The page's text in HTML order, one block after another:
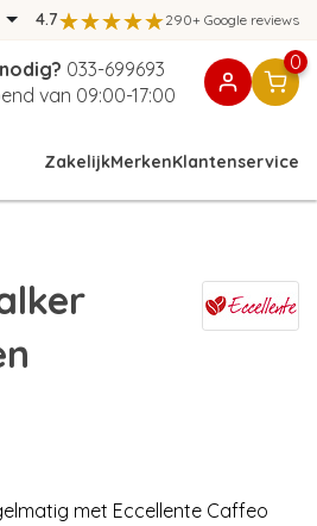
4.7 290+ Google reviews
033-699693
van 09:00-17:00
0
ZakelijkMerkenKlantenservice
met Eccellente Caffeo